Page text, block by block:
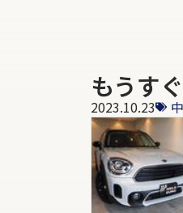
もうす
2023.10.23